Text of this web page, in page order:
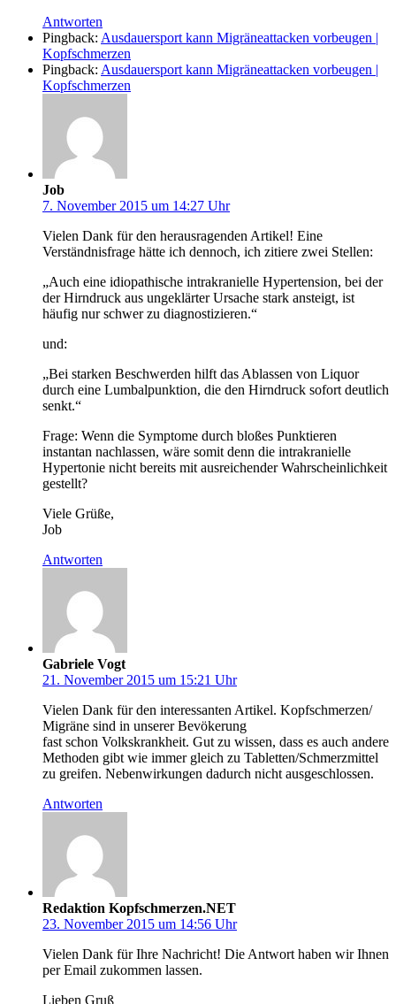
Antworten
Pingback: Ausdauersport kann Migräneattacken vorbeugen |
Kopfschmerzen
Pingback: Ausdauersport kann Migräneattacken vorbeugen |
Kopfschmerzen
Job
7. November 2015 um 14:27 Uhr
Vielen Dank für den herausragenden Artikel! Eine
Verständnisfrage hätte ich dennoch, ich zitiere zwei Stellen:
„Auch eine idiopathische intrakranielle Hypertension, bei der
der Hirndruck aus ungeklärter Ursache stark ansteigt, ist
häufig nur schwer zu diagnostizieren.“
und:
„Bei starken Beschwerden hilft das Ablassen von Liquor
durch eine Lumbalpunktion, die den Hirndruck sofort deutlich
senkt.“
Frage: Wenn die Symptome durch bloßes Punktieren
instantan nachlassen, wäre somit denn die intrakranielle
Hypertonie nicht bereits mit ausreichender Wahrscheinlichkeit
gestellt?
Viele Grüße,
Job
Antworten
Gabriele Vogt
21. November 2015 um 15:21 Uhr
Vielen Dank für den interessanten Artikel. Kopfschmerzen/
Migräne sind in unserer Bevökerung
fast schon Volkskrankheit. Gut zu wissen, dass es auch andere
Methoden gibt wie immer gleich zu Tabletten/Schmerzmittel
zu greifen. Nebenwirkungen dadurch nicht ausgeschlossen.
Antworten
Redaktion Kopfschmerzen.NET
23. November 2015 um 14:56 Uhr
Vielen Dank für Ihre Nachricht! Die Antwort haben wir Ihnen
per Email zukommen lassen.
Lieben Gruß